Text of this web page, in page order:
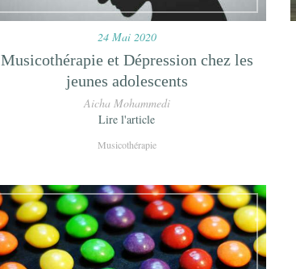
24 Mai 2020
Musicothérapie et Dépression chez les
jeunes adolescents
Aicha Mohammedi
Lire l'article
Musicothérapie